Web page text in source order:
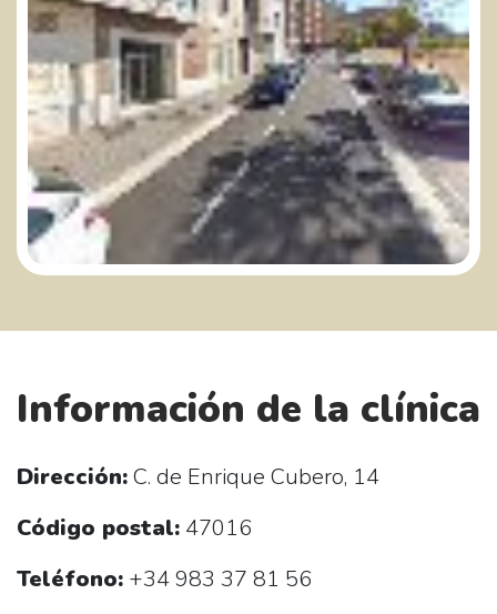
Información de la clínica
Dirección:C. de Enrique Cubero, 14
Código postal: 47016
Teléfono: +34 983 37 81 56